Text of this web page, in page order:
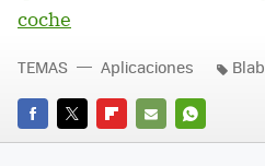
coche
FACEBOOK
TWITTERFLIPBOARD
E-
WHATSAPP
TEMAS Aplicaciones